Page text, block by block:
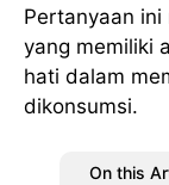
Pertanyaan
yang memiliki
hati dalam
dikonsumsi.
On this